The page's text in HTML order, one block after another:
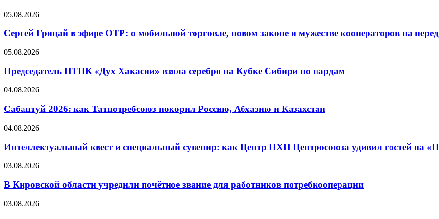
05.08.2026
Сергей Грицай в эфире ОТР: о мобильной торговле, новом законе и мужестве кооператоров на
05.08.2026
Председатель ПТПК «Дух Хакасии» взяла серебро на Кубке Сибири по нардам
04.08.2026
Сабантуй-2026: как Татпотребсоюз покорил Россию, Абхазию и Казахстан
04.08.2026
Интеллектуальный квест и специальный сувенир: как Центр НХП Центросоюза удивил гостей на
03.08.2026
В Кировской области учредили почётное звание для работников потребкооперации
03.08.2026